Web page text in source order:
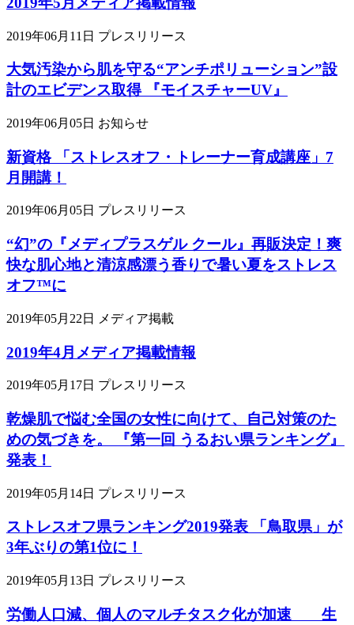
2019年06月11日 プレスリリース
大気汚染から肌を守る“アンチポリューション”設
計のエビデンス取得 『モイスチャーUV』
2019年06月05日 お知らせ
新資格 「ストレスオフ・トレーナー育成講座」7
月開講！
2019年06月05日 プレスリリース
“幻”の『メディプラスゲル クール』再販決定！爽
快な肌心地と清涼感漂う香りで暑い夏をストレス
オフ™に
2019年05月22日 メディア掲載
2019年4月メディア掲載情報
2019年05月17日 プレスリリース
乾燥肌で悩む全国の女性に向けて、自己対策のた
めの気づきを。 『第一回 うるおい県ランキング』
発表！
2019年05月14日 プレスリリース
ストレスオフ県ランキング2019発表 「鳥取県」が
3年ぶりの第1位に！
2019年05月13日 プレスリリース
労働人口減、個人のマルチタスク化が加速 生